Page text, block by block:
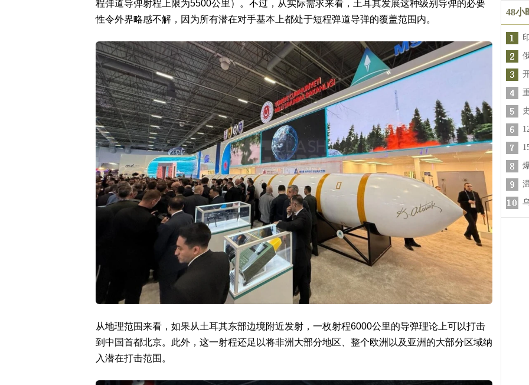
程弹道导弹射程上限为5500公里）。不过，从实际需求来看，土耳其发展这种级别导弹的必要
性令外界略感不解，因为所有潜在对手基本上都处于短程弹道导弹的覆盖范围内。
从地理范围来看，如果从土耳其东部边境附近发射，一枚射程6000公里的导弹理论上可以打击
到中国首都北京。此外，这一射程还足以将非洲大部分地区、整个欧洲以及亚洲的大部分区域纳
入潜在打击范围。
48小